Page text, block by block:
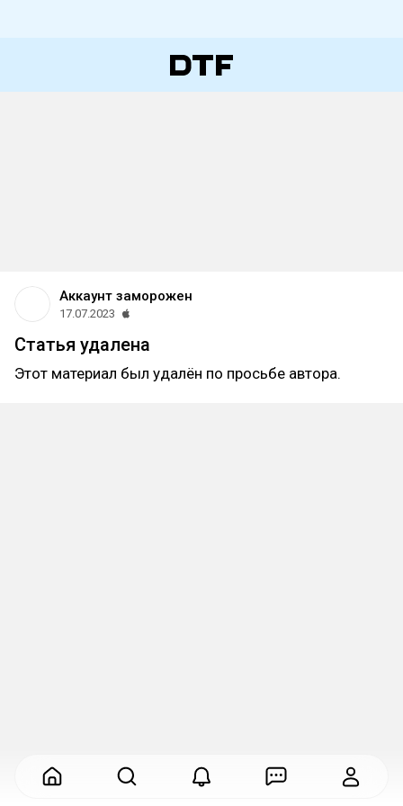
Аккаунт заморожен
17.07.2023
Статья удалена
Этот материал был удалён по просьбе автора.